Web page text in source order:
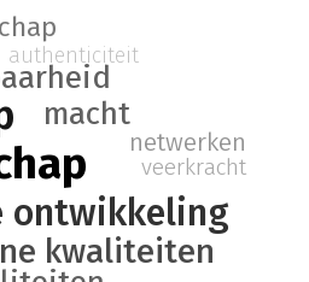
ontwikkeling
kwaliteiten
macht
netwerken
veerkracht
authenticiteit